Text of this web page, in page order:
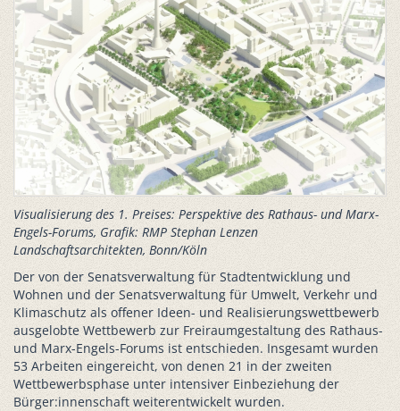
Visualisierung des 1. Preises: Perspektive des Rathaus- und Marx-
Engels-Forums, Grafik: RMP Stephan Lenzen
Landschaftsarchitekten, Bonn/Köln
Der von der Senatsverwaltung für Stadtentwicklung und
Wohnen und der Senatsverwaltung für Umwelt, Verkehr und
Klimaschutz als offener Ideen- und Realisierungswettbewerb
ausgelobte Wettbewerb zur Freiraumgestaltung des Rathaus-
und Marx-Engels-Forums ist entschieden. Insgesamt wurden
53 Arbeiten eingereicht, von denen 21 in der zweiten
Wettbewerbsphase unter intensiver Einbeziehung der
Bürger:innenschaft weiterentwickelt wurden.